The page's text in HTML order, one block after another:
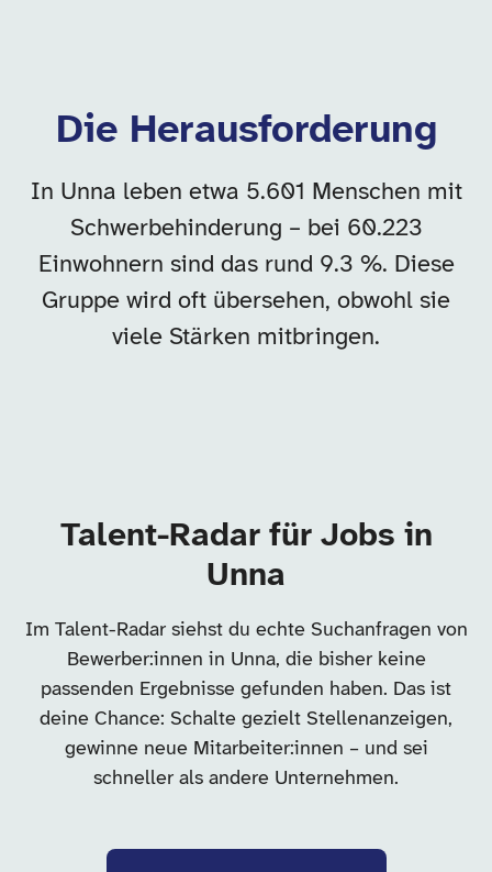
Die Herausforderung
In Unna leben etwa 5.601 Menschen mit
Schwerbehinderung – bei 60.223
Einwohnern sind das rund 9.3 %. Diese
Gruppe wird oft übersehen, obwohl sie
viele Stärken mitbringen.
Talent-Radar für Jobs in
Unna
Im Talent-Radar siehst du echte Suchanfragen von
Bewerber:innen in Unna, die bisher keine
passenden Ergebnisse gefunden haben. Das ist
deine Chance: Schalte gezielt Stellenanzeigen,
gewinne neue Mitarbeiter:innen – und sei
schneller als andere Unternehmen.